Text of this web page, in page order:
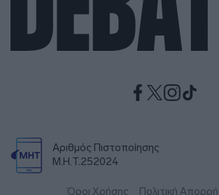
Αριθμός Πιστοποίησης
Μ.Η.Τ.252024
Όροι Χρήσης Πολιτική